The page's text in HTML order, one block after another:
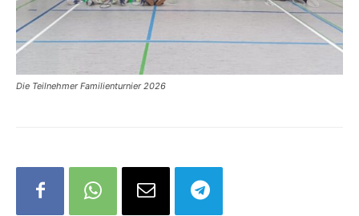
Die Teilnehmer Familienturnier 2026